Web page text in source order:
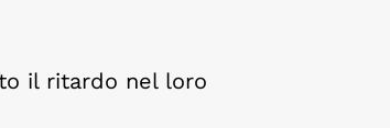
il ritardo nel loro